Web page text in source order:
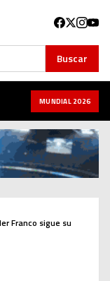
Buscar
MUNDIAL 2026
Franco sigue su